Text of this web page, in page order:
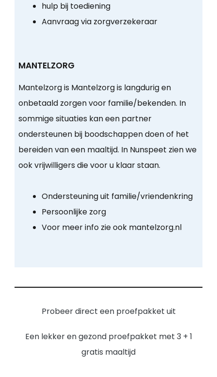
hulp bij toediening
Aanvraag via zorgverzekeraar
MANTELZORG
Mantelzorg is Mantelzorg is langdurig en
onbetaald zorgen voor familie/bekenden. In
sommige situaties kan een partner
ondersteunen bij boodschappen doen of het
bereiden van een maaltijd. In Nunspeet zien we
ook vrijwilligers die voor u klaar staan.
Ondersteuning uit familie/vriendenkring
Persoonlijke zorg
Voor meer info zie ook mantelzorg.nl
Probeer direct een proefpakket uit
Een lekker en gezond proefpakket met 3 + 1
gratis maaltijd